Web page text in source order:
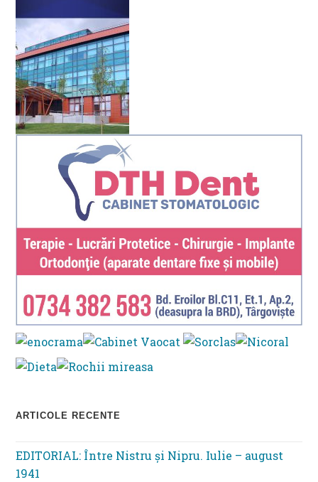
ARTICOLE RECENTE
EDITORIAL: Între Nistru şi Nipru. Iulie – august
1941